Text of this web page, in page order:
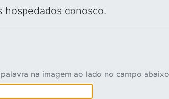
hospedados conosco.
na imagem ao lado no campo abaixo